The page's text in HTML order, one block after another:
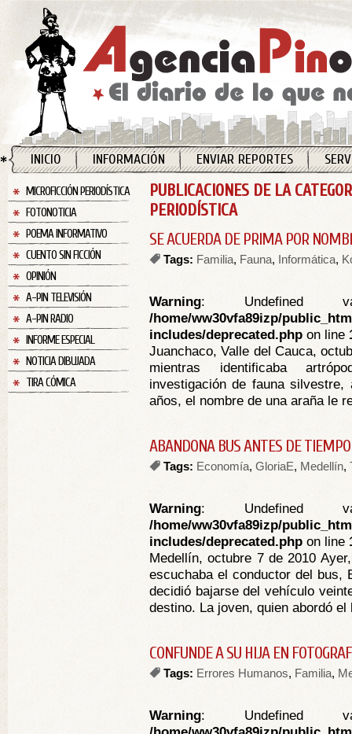
INICIO INFORMACIÓN ENVIAR REPORTES
MICROFICCIÓN PERIODÍSTICA
FOTONOTICIA
POEMA INFORMATIVO
CUENTO SIN FICCIÓN
OPINIÓN
A-PIN TELEVISIÓN
A-PIN RADIO
INFORME ESPECIAL
NOTICIA DIBUJADA
TIRA CÓMICA
PUBLICACIONES DE LA
PERIODÍSTICA
SE ACUERDA DE PRIMA POR
Tags: Familia, Fauna, Informática,
Warning: Undefined
/home/ww30vfa89izp/
includes/deprecated.php on line
Juanchaco, Valle del Cauca,
mientras identificaba
investigación de fauna
años, el nombre de una araña le
ABANDONA BUS ANTES DE
Tags: Economía, GloriaE, Medellín,
Warning: Undefined
/home/ww30vfa89izp/
includes/deprecated.php on line
Medellín, octubre 7 de 2010
escuchaba el conductor del bus,
decidió bajarse del vehículo
destino. La joven, quien abordó el
CONFUNDE A SU HIJA EN
Tags: Errores Humanos, Familia,
Warning: Undefined